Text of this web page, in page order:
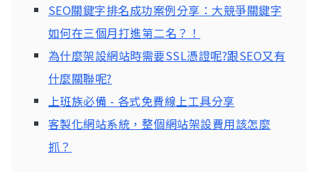
SEO關鍵字排名成功案例分享：大競爭關鍵字
如何在三個月打進第二名？！
為什麼架設網站時需要SSL憑證呢?跟SEO又有
什麼關聯呢?
上班族必備 - 各式免費線上工具分享
客製化網站系統，整個網站架設費用該怎麼
抓？